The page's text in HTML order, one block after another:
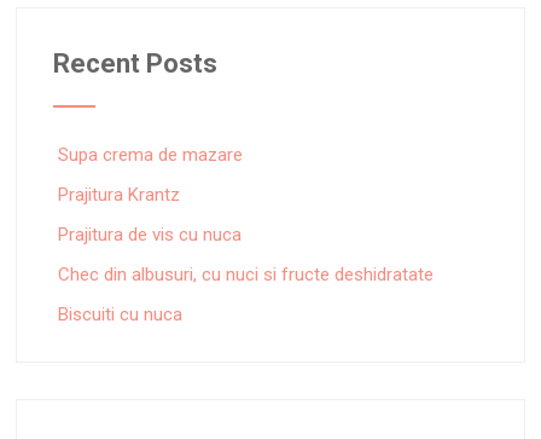
Recent Posts
Supa crema de mazare
Prajitura Krantz
Prajitura de vis cu nuca
Chec din albusuri, cu nuci si fructe deshidratate
Biscuiti cu nuca